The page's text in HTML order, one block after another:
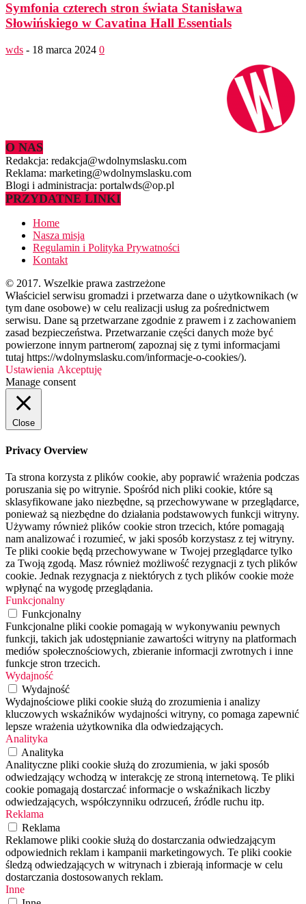
Symfonia czterech stron świata Stanisława
Słowińskiego w Cavatina Hall Essentials
wds - 18 marca 2024 0
O NAS
Redakcja: redakcja@wdolnymslasku.com
Reklama: marketing@wdolnymslasku.com
Blogi i administracja: portalwds@op.pl
PRZYDATNE LINKI
Home
Nasza misja
Regulamin i Polityka Prywatności
Kontakt
© 2017. Wszelkie prawa zastrzeżone
Właściciel serwisu gromadzi i przetwarza dane o użytkownikach (w
tym dane osobowe) w celu realizacji usług za pośrednictwem
serwisu. Dane są przetwarzane zgodnie z prawem i z zachowaniem
zasad bezpieczeństwa. Przetwarzanie części danych może być
powierzone innym partnerom( zapoznaj się z tymi informacjami
tutaj https://wdolnymslasku.com/informacje-o-cookies/).
Ustawienia Akceptuję
Manage consent
Close
Privacy Overview
Ta strona korzysta z plików cookie, aby poprawić wrażenia podczas
poruszania się po witrynie. Spośród nich pliki cookie, które są
sklasyfikowane jako niezbędne, są przechowywane w przeglądarce,
ponieważ są niezbędne do działania podstawowych funkcji witryny.
Używamy również plików cookie stron trzecich, które pomagają
nam analizować i rozumieć, w jaki sposób korzystasz z tej witryny.
Te pliki cookie będą przechowywane w Twojej przeglądarce tylko
za Twoją zgodą. Masz również możliwość rezygnacji z tych plików
cookie. Jednak rezygnacja z niektórych z tych plików cookie może
wpłynąć na wygodę przeglądania.
Funkcjonalny
Funkcjonalny
Funkcjonalne pliki cookie pomagają w wykonywaniu pewnych
funkcji, takich jak udostępnianie zawartości witryny na platformach
mediów społecznościowych, zbieranie informacji zwrotnych i inne
funkcje stron trzecich.
Wydajność
Wydajność
Wydajnościowe pliki cookie służą do zrozumienia i analizy
kluczowych wskaźników wydajności witryny, co pomaga zapewnić
lepsze wrażenia użytkownika dla odwiedzających.
Analityka
Analityka
Analityczne pliki cookie służą do zrozumienia, w jaki sposób
odwiedzający wchodzą w interakcję ze stroną internetową. Te pliki
cookie pomagają dostarczać informacje o wskaźnikach liczby
odwiedzających, współczynniku odrzuceń, źródle ruchu itp.
Reklama
Reklama
Reklamowe pliki cookie służą do dostarczania odwiedzającym
odpowiednich reklam i kampanii marketingowych. Te pliki cookie
śledzą odwiedzających w witrynach i zbierają informacje w celu
dostarczania dostosowanych reklam.
Inne